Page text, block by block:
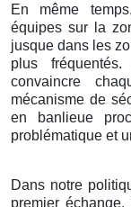
En même
équipes sur la
jusque dans les
plus
convaincre
mécanisme de
en banlieue
problématique et
Dans notre
premier